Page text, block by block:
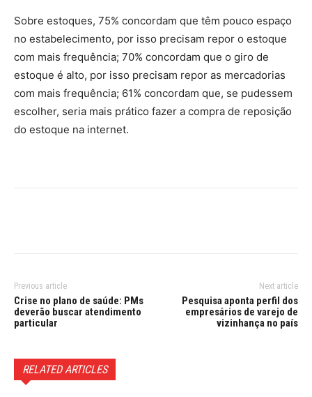
Sobre estoques, 75% concordam que têm pouco espaço
no estabelecimento, por isso precisam repor o estoque
com mais frequência; 70% concordam que o giro de
estoque é alto, por isso precisam repor as mercadorias
com mais frequência; 61% concordam que, se pudessem
escolher, seria mais prático fazer a compra de reposição
do estoque na internet.
Previous article
Crise no plano de saúde: PMs
deverão buscar atendimento
particular
Next article
Pesquisa aponta perfil dos
empresários de varejo de
vizinhança no país
RELATED ARTICLES